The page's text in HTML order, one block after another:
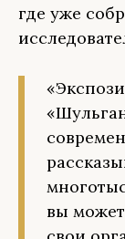
где уже
вы